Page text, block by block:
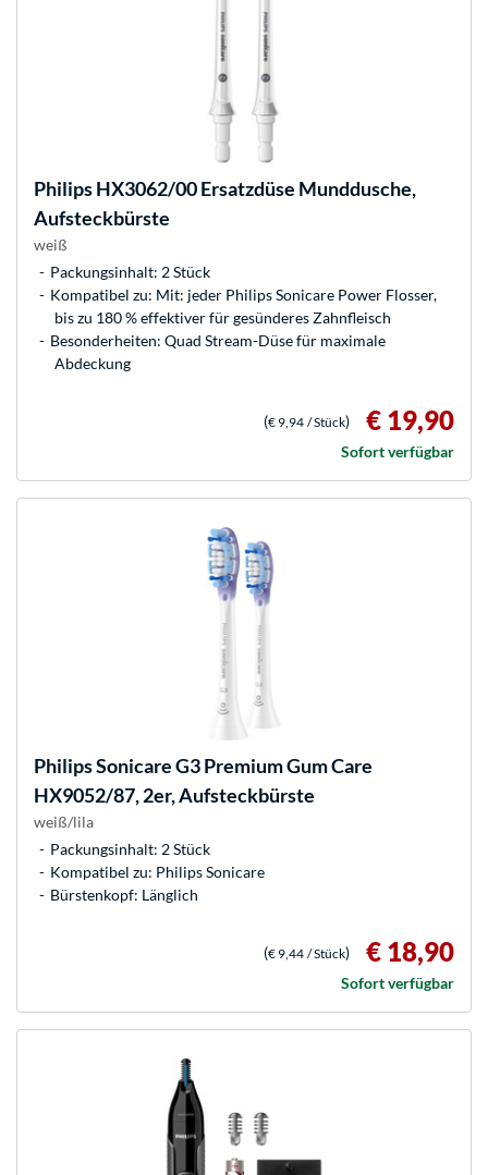
PhilipsHX3062/00 Ersatzdüse Munddusche,
Aufsteckbürste
weiß
Packungsinhalt: 2 Stück
Kompatibel zu: Mit: jeder Philips Sonicare Power Flosser,
bis zu 180 % effektiver für gesünderes Zahnfleisch
Besonderheiten: Quad Stream-Düse für maximale
Abdeckung
(€ 9,94 / Stück) € 19,90
Sofort verfügbar
PhilipsSonicare G3 Premium Gum Care
HX9052/87, 2er, Aufsteckbürste
weiß/lila
Packungsinhalt: 2 Stück
Kompatibel zu: Philips Sonicare
Bürstenkopf: Länglich
(€ 9,44 / Stück) € 18,90
Sofort verfügbar